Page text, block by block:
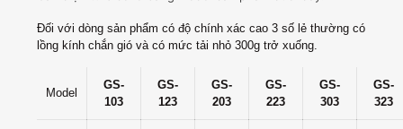
Đối với dòng sản phẩm có độ chính xác cao 3 số lẻ thường có
lồng kính chắn gió và có mức tải nhỏ 300g trở xuống.
Model
GS-
103
GS-
123
GS-
203
GS-
223
GS-
303
GS-
323